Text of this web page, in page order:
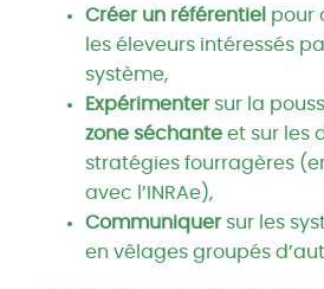
Créer un référentiel pour
les éleveurs intéressés
système,
Expérimentersur la
zone séchante et sur les
stratégies fourragères
avec l’INRAe),
Communiquersur les
en vêlages groupés